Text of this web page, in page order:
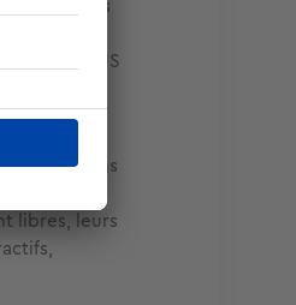
sont révisés
de la
(PLAI, PLUS
place dans
libres, leurs